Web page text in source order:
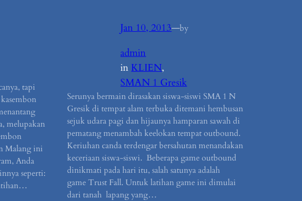
tapi
melupakan
Malang ini
Anda
seperti:
Jan 10, 2013—by
admin
in KLIEN
SMAN 1 Gresik
Serunya bermain dirasakan siswa-siswi SMA 1 N
Gresik di tempat alam terbuka ditemani hembusan
sejuk udara pagi dan hijaunya hamparan sawah di
pematang menambah keelokan tempat outbound.
Keriuhan canda terdengar bersahutan menandakan
keceriaan siswa-siswi. Beberapa game outbound
dinikmati pada hari itu, salah satunya adalah
game Trust Fall. Untuk latihan game ini dimulai
dari tanah lapang yang…